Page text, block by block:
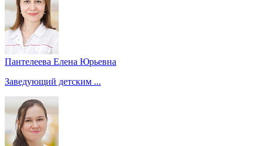
Пантелеева Елена Юрьевна
Заведующий детским ...